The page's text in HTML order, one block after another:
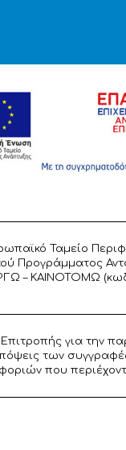
Ταμείο
Προγράμματος
– ΚΑΙΝΟΤΟΜΩ
για την
των
που